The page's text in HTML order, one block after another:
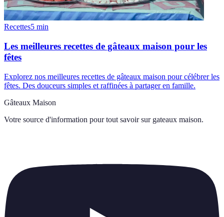
Recettes5 min
Les meilleures recettes de gâteaux maison pour les
fêtes
Explorez nos meilleures recettes de gâteaux maison pour célébrer les
fêtes. Des douceurs simples et raffinées à partager en famille.
Gâteaux Maison
Votre source d'information pour tout savoir sur gateaux maison.